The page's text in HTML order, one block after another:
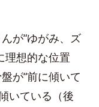
が“ゆがみ、ズ
理想的な位置
が“前に傾いて
いている（後